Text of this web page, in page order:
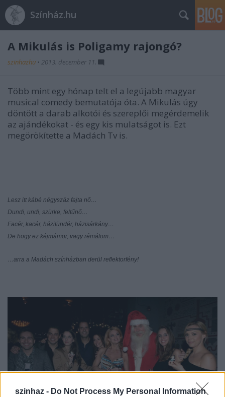
szinhaz - Do Not Process My Personal Information
Színház.hu
A Mikulás is Poligamy rajongó?
szinhazhu • 2013. december 11.
Több mint egy hónap telt el a legújabb magyar
musical comedy bemutatója óta. A Mikulás úgy
döntött a darab alkotói és szereplői megérdemelik
az ajándékokat - és egy kis mulatságot is. Ezt
megörökítette a Madách Tv is.
Lesz itt kábé négyszáz fajta nő…
Dundi, undi, szürke, feltűnő…
Facér, kacér, házitündér, házisárkány…
De hogy ez kéjmámor, vagy rémálom…
…arra a Madách színházban derül reflektorfény!